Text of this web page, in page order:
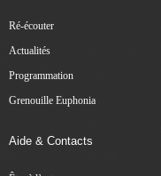
Ré-écouter
Actualités
Programmation
Grenouille Euphonia
Aide & Contacts